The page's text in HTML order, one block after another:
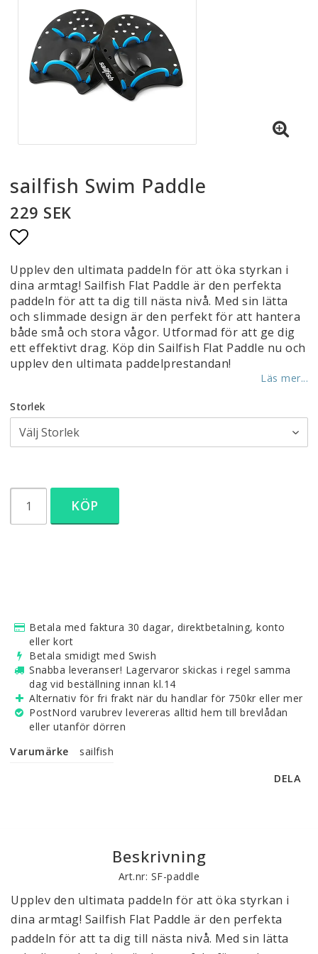
sailfish Swim Paddle
229 SEK
Lägg till i favoritlistan
Upplev den ultimata paddeln för att öka styrkan i
dina armtag! Sailfish Flat Paddle är den perfekta
paddeln för att ta dig till nästa nivå. Med sin lätta
och slimmade design är den perfekt för att hantera
både små och stora vågor. Utformad för att ge dig
ett effektivt drag. Köp din Sailfish Flat Paddle nu och
upplev den ultimata paddelprestandan!
Läs mer...
Storlek
KÖP
Betala med faktura 30 dagar, direktbetalning, konto
eller kort
Betala smidigt med Swish
Snabba leveranser! Lagervaror skickas i regel samma
dag vid beställning innan kl.14
Alternativ för fri frakt när du handlar för 750kr eller mer
PostNord varubrev levereras alltid hem till brevlådan
eller utanför dörren
Varumärke
sailfish
DELA
Beskrivning
Art.nr: SF-paddle
Upplev den ultimata paddeln för att öka styrkan i
dina armtag! Sailfish Flat Paddle är den perfekta
paddeln för att ta dig till nästa nivå. Med sin lätta